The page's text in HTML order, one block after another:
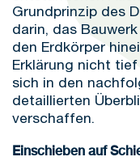
Grundprinzip des
darin, das
den Erdkörper
Erklärung nicht
sich in den
detaillierten
verschaffen.
Einschieben auf